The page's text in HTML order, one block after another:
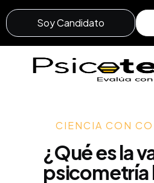
Soy Candidato
CIENCIA CON
¿Qué es la
psicometría